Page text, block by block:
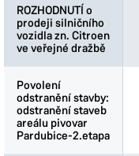
ROZHODNUTÍ o
prodeji silničního
vozidla zn. Citroen
ve veřejné dražbě
Povolení
odstranění stavby:
odstranění staveb
areálu pivovar
Pardubice-2.etapa
ROZHODNUTÍ o
prodeji silničního
vozidla zn. Citroen
ve veřejné dražbě
Povolení
odstranění stavby:
odstranění staveb
areálu pivovar
Pardubice-2.etapa